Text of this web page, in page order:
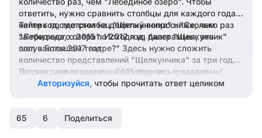
ответить, нужно сравнить столбцы для каждого года и
найти год, где столбец "Щелкунчика" ниже, чем
"Лебединого озера". Исходя из диаграммы, это
получается 2017 год.
Теперь посмотрим на девятый вопрос: "Сколько раз
за три года, с 2015 по 2017 год, балет "Щелкунчик"
шел в Большом театре?" Здесь нужно сложить
количество представлений "Щелкунчика" за три года.
По диаграмме видно: в 2015 году его показали
примерно 20 раз, в 2016 примерно 15 раз, и в 2017
Вот так, шаг за шагом, и разобрались с задачами!
Авторизуйся, чтобы прочитать ответ целиком
65 6 Поделиться